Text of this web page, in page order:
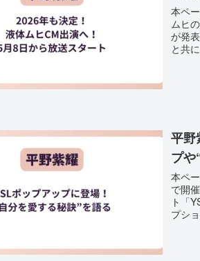
本ペ
ムヒ
が発
と共
平野
プや
本ペ
で開
ト「
プシ